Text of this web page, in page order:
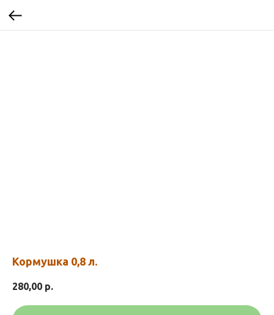
Кормушка 0,8 л.
280,00 р.